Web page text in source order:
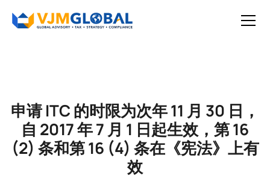
申请 ITC 的时限为次年 11 月 30 日，
自 2017 年 7 月 1 日起生效，第 16
(2) 条和第 16 (4) 条在《宪法》上有
效